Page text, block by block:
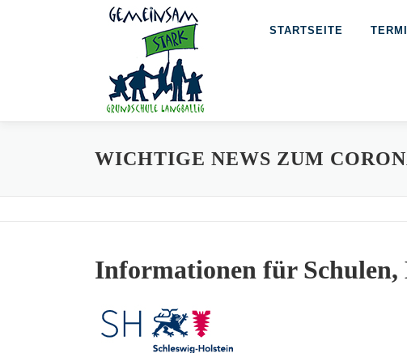
STARTSEITE
WICHTIGE NEWS ZUM
Informationen für